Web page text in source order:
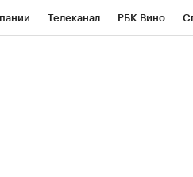
Телеканал РБК Вино